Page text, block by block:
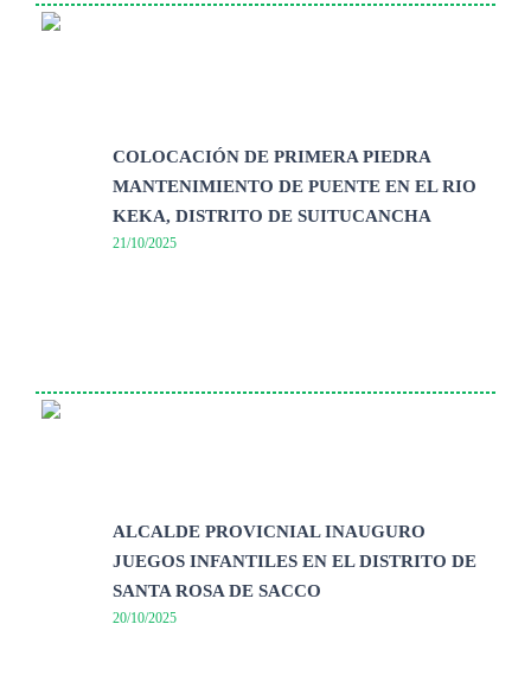
COLOCACIÓN DE PRIMERA PIEDRA
MANTENIMIENTO DE PUENTE EN EL RIO
KEKA, DISTRITO DE SUITUCANCHA
21/10/2025
ALCALDE PROVICNIAL INAUGURO
JUEGOS INFANTILES EN EL DISTRITO DE
SANTA ROSA DE SACCO
20/10/2025